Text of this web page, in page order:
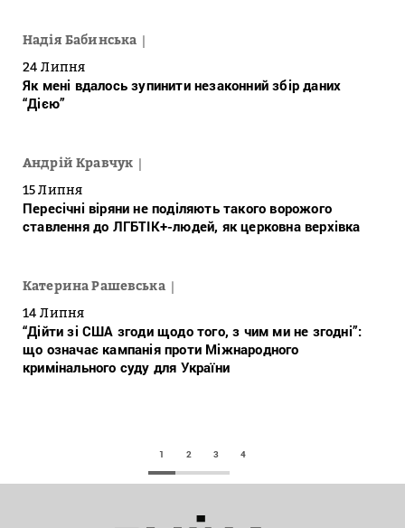
Надія Бабинська
24 Липня
Як мені вдалось зупинити незаконний збір даних
“Дією”
Андрій Кравчук
15 Липня
Пересічні віряни не поділяють такого ворожого
ставлення до ЛГБТІК+-людей, як церковна верхівка
Катерина Рашевська
14 Липня
“Дійти зі США згоди щодо того, з чим ми не згодні”:
що означає кампанія проти Міжнародного
кримінального суду для України
1 2 3 4